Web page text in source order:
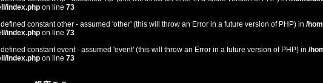
index.phpon line 73
constant other - assumed 'other' (this will throw an Error in a future version of PHP) in /
index.phpon line 73
constant event - assumed 'event' (this will throw an Error in a future version of PHP) in /
index.phpon line 73